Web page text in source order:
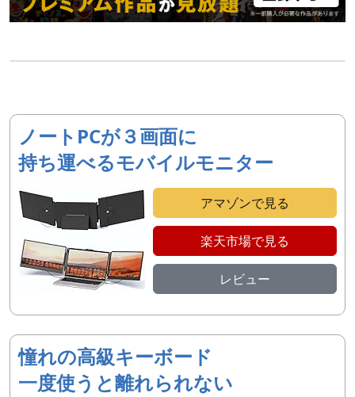
ノートPCが３画面に
持ち運べるモバイルモニター
アマゾンで見る
楽天市場で見る
レビュー
憧れの高級キーボード
一度使うと離れられない